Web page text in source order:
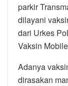
parkir
dilayani
dari Urkes
Vaksin
Adanya
dirasakan